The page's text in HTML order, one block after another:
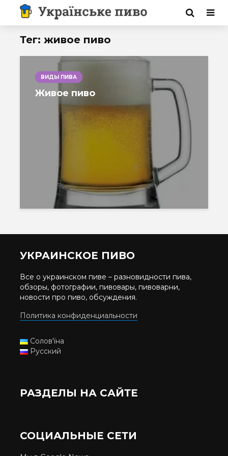
Тег: живое пиво
ВИДЫ ПИВА
Живое пиво
УКРАИНСКОЕ ПИВО
Все о украинском пиве – разновидности пива,
обзоры, фотографии, пивовары, пивоварни,
новости про пиво, обсуждения.
Политика конфиденциальности
Солов'їна
Русский
РАЗДЕЛЫ НА САЙТЕ
СОЦИАЛЬНЫЕ СЕТИ